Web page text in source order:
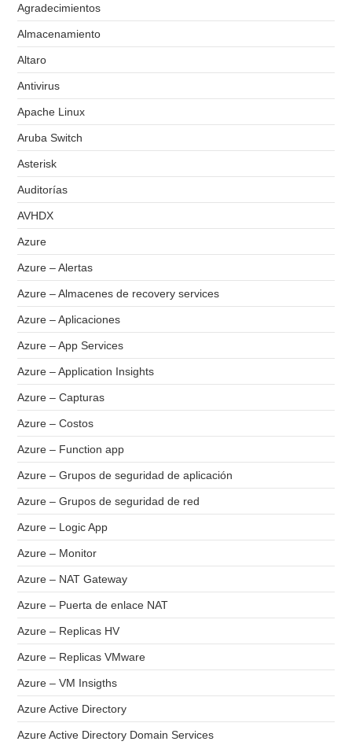
Agradecimientos
Almacenamiento
Altaro
Antivirus
Apache Linux
Aruba Switch
Asterisk
Auditorías
AVHDX
Azure
Azure – Alertas
Azure – Almacenes de recovery services
Azure – Aplicaciones
Azure – App Services
Azure – Application Insights
Azure – Capturas
Azure – Costos
Azure – Function app
Azure – Grupos de seguridad de aplicación
Azure – Grupos de seguridad de red
Azure – Logic App
Azure – Monitor
Azure – NAT Gateway
Azure – Puerta de enlace NAT
Azure – Replicas HV
Azure – Replicas VMware
Azure – VM Insigths
Azure Active Directory
Azure Active Directory Domain Services